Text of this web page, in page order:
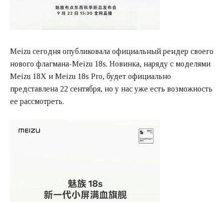
Meizu сегодня опубликовала официальный рендер своего
нового флагмана-Meizu 18s. Новинка, наряду с моделями
Meizu 18X и Meizu 18s Pro, будет официально
представлена 22 сентября, но у нас уже есть возможность
ее рассмотреть.